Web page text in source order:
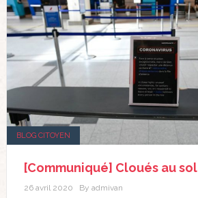
BLOG CITOYEN
[Communiqué] Cloués au sol
26 avril 2020 By admivan